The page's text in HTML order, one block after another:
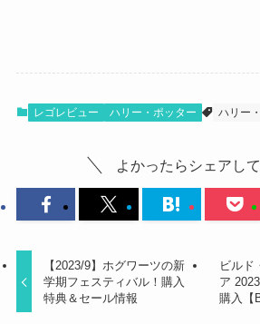
レゴレビュー ハリー・ポッター ハリー
よかったらシェアして
【2023/9】ホグワーツの新
学期フェスティバル！購入
特典＆セール情報
ビルド
ア
購入【